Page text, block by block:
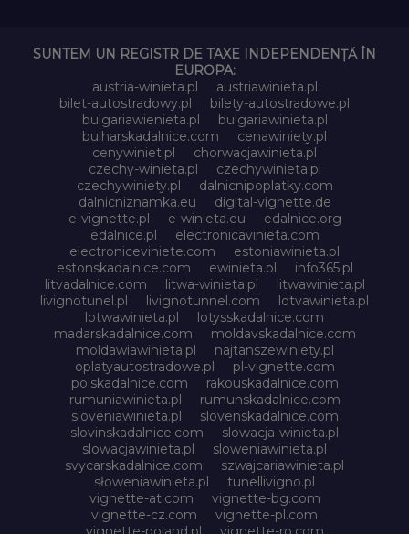
SUNTEM UN REGISTR DE TAXE INDEPENDENȚĂ ÎN
EUROPA:
austria-winieta.pl
austriawinieta.pl
bilet-autostradowy.pl
bilety-autostradowe.pl
bulgariawienieta.pl
bulgariawinieta.pl
bulharskadalnice.com
cenawiniety.pl
cenywiniet.pl
chorwacjawinieta.pl
czechy-winieta.pl
czechywinieta.pl
czechywiniety.pl
dalnicnipoplatky.com
dalnicniznamka.eu
digital-vignette.de
e-vignette.pl
e-winieta.eu
edalnice.org
edalnice.pl
electronicavinieta.com
electroniceviniete.com
estoniawinieta.pl
estonskadalnice.com
ewinieta.pl
info365.pl
litvadalnice.com
litwa-winieta.pl
litwawinieta.pl
livignotunel.pl
livignotunnel.com
lotvawinieta.pl
lotwawinieta.pl
lotysskadalnice.com
madarskadalnice.com
moldavskadalnice.com
moldawiawinieta.pl
najtanszewiniety.pl
oplatyautostradowe.pl
pl-vignette.com
polskadalnice.com
rakouskadalnice.com
rumuniawinieta.pl
rumunskadalnice.com
sloveniawinieta.pl
slovenskadalnice.com
slovinskadalnice.com
slowacja-winieta.pl
slowacjawinieta.pl
sloweniawinieta.pl
svycarskadalnice.com
szwajcariawinieta.pl
słoweniawinieta.pl
tunellivigno.pl
vignette-at.com
vignette-bg.com
vignette-cz.com
vignette-pl.com